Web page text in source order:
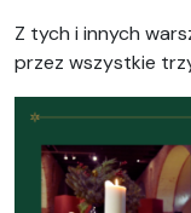
Z tych i innych
przez wszystkie